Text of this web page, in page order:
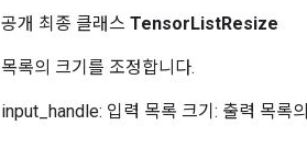
공개 최종 클래스 TensorListResize
목록의 크기를 조정합니다.
input_handle: 입력 목록 크기: 출력 목록